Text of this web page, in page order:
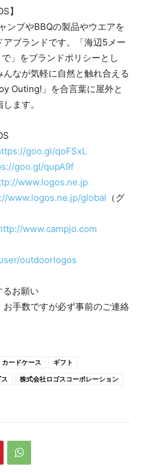
】
ンプやBBQの製品やウエアを
ブランドです。「海辺5メー
」をブランドポリシーとし
なが気軽に自然と触れ合える
Outing!」を合言葉に屋外と
ます。
goo.gl/qoFSxL
goo.gl/qupA9f
www.logos.ne.jp
www.logos.ne.jp/global （グ
www.campjo.com
outdoorlogos
お願い
手数ですが必ず事前のご連絡
カードケース
ギフト
株式会社ロゴスコーポレーション